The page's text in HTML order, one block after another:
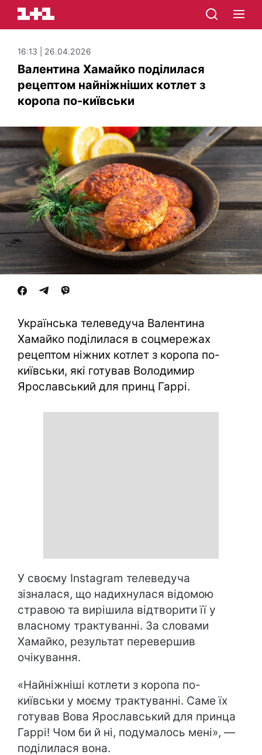
16:13 | 26.04.2026
Валентина Хамайко поділилася
рецептом найніжніших котлет з
коропа по-київськи
Українська телеведуча Валентина
Хамайко поділилася в соцмережах
рецептом ніжних котлет з коропа по-
київськи, які готував Володимир
Ярославський для принц Гаррі.
У своєму Instagram телеведуча
зізналася, що надихнулася відомою
стравою та вирішила відтворити її у
власному трактуванні. За словами
Хамайко, результат перевершив
очікування.
«Найніжніші котлети з коропа по-
київськи у моєму трактуванні. Саме їх
готував Вова Ярославський для принца
Гаррі! Чом би й ні, подумалось мені», —
поділилася вона.